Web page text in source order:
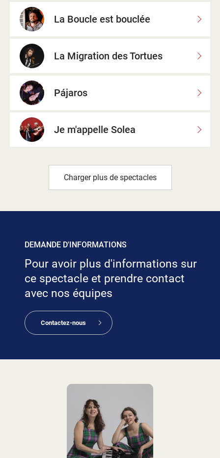
La Boucle est bouclée
La Migration des Tortues
Pájaros
Je m'appelle Solea
Charger plus de spectacles
DEMANDE D'INFORMATIONS
Pour avoir plus d'informations sur
ce spectacle et prendre contact
avec nos équipes
Contactez-nous